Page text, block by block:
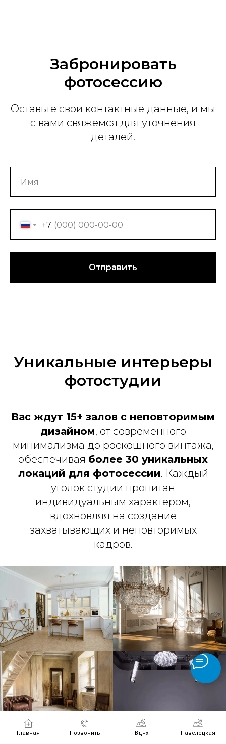
Главная Позвонить Вднх Павелецкая
Забронировать
фотосессию
Оставьте свои контактные данные, и мы
с вами свяжемся для уточнения
деталей.
+7
Отправить
Уникальные интерьеры
фотостудии
Вас ждут 15+ залов с неповторимым
дизайном, от современного
минимализма до роскошного винтажа,
обеспечивая более 30 уникальных
локаций для фотосессии. Каждый
уголок студии пропитан
индивидуальным характером,
вдохновляя на создание
захватывающих и неповторимых
кадров.